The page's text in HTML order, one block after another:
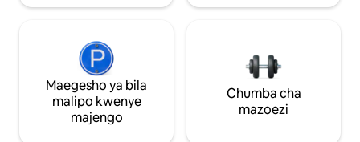
Maegesho ya bila
malipo kwenye
majengo
Chumba cha
mazoezi